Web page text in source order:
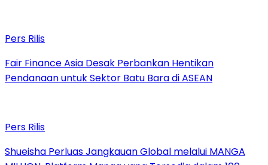
Pers Rilis
Fair Finance Asia Desak Perbankan Hentikan
Pendanaan untuk Sektor Batu Bara di ASEAN
Pers Rilis
Shueisha Perluas Jangkauan Global melalui MANGA